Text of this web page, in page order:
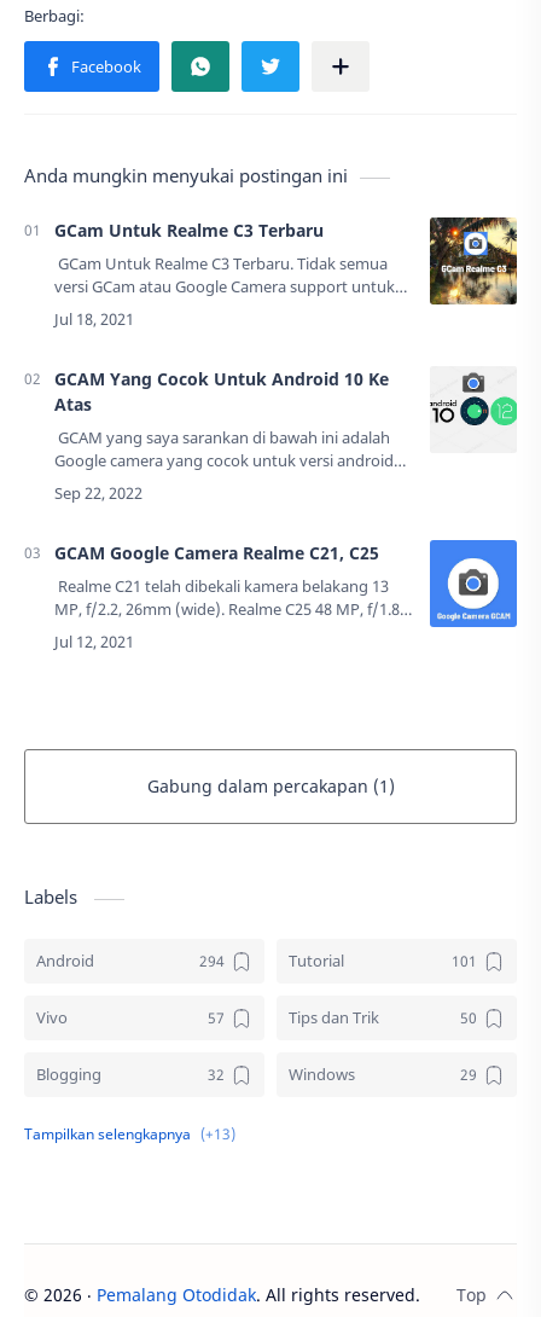
Anda mungkin menyukai postingan ini
GCam Untuk Realme C3 Terbaru
GCam Untuk Realme C3 Terbaru. Tidak semua
versi GCam atau Google Camera support untuk
Realme C3, oleh karena itu, saya akan
membagikan GCam yang direkomendasikan
GCAM Yang Cocok Untuk Android 10 Ke
Atas
GCAM yang saya sarankan di bawah ini adalah
Google camera yang cocok untuk versi android
10+. Apapun merek ponsel kalian, Vivo, Oppo,
Redmi, Realme, Samsung, khususnya yang v…
GCAM Google Camera Realme C21, C25
Realme C21 telah dibekali kamera belakang 13
MP, f/2.2, 26mm (wide). Realme C25 48 MP, f/1.8,
26mm (wide), PDAF (International model) atau 13
MP, f/2.2, 26mm (wide) (India mo…
Gabung dalam percakapan (1)
Labels
Android Tutorial
Vivo Tips dan Trik
Blogging Windows
Download
Sosial media Samsung
Gambar Desain
© 2026 ‧ Pemalang Otodidak. All rights reserved.